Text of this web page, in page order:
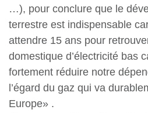
…), pour conclure que le
terrestre est indispensable
attendre 15 ans pour
domestique d’électricité bas
fortement réduire notre
l’égard du gaz qui va
Europe» .